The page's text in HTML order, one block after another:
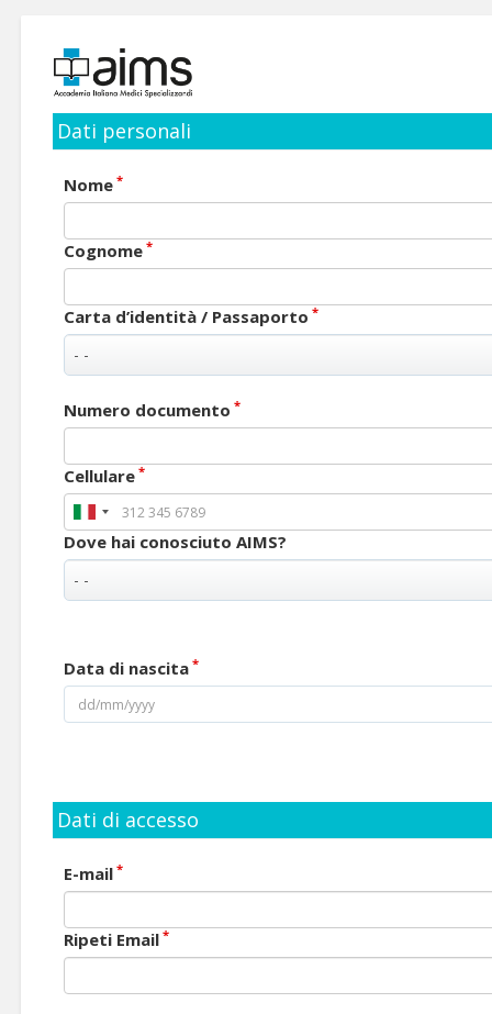
Dati personali
Nome *
Cognome *
Carta d’identità / Passaporto *
Numero documento *
Cellulare *
Dove hai conosciuto AIMS?
Data di nascita *
Dati di accesso
E-mail *
Ripeti Email *